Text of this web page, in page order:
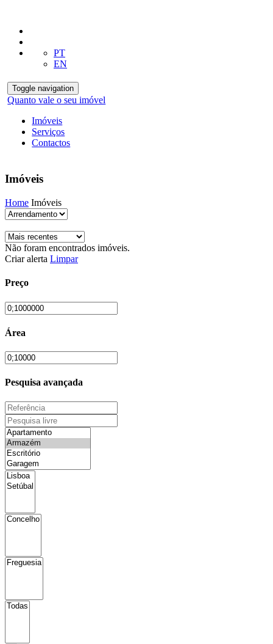
PT
EN
Toggle navigation
Quanto vale o seu imóvel
Imóveis
Serviços
Contactos
Imóveis
Home Imóveis
Não foram encontrados imóveis.
Criar alerta Limpar
Preço
Área
Pesquisa avançada